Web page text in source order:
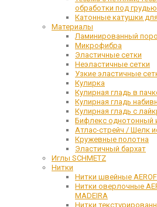
обработки под грудью
Катонные катушки
Материалы
Ламинированный
Микрофибра
Эластичные сетки
Неэластичные сетки
Узкие эластичные
Кулирка
Кулирная гладь в
Кулирная гладь
Кулирная гладь с
Бифлекс однотонный
Атлас-стрейч / Шелк
Кружевные полотна
Эластичный бархат
Иглы SCHMETZ
Нитки
Нитки швейные
Нитки оверлочные
MADEIRA
Нитки